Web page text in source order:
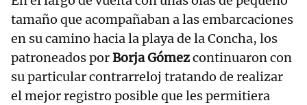
tamaño que acompañaban a las embarcaciones
en su camino hacia la playa de la Concha, los
patroneados porBorja Gómezcontinuaron con
su particular contrarreloj tratando de realizar
el mejor registro posible que les permitiera